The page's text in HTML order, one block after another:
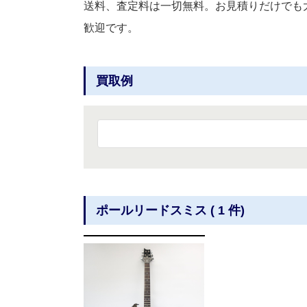
送料、査定料は一切無料。お見積りだけでも
歓迎です。
買取例
ポールリードスミス ( 1 件)